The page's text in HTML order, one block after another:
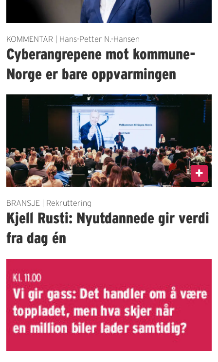
KOMMENTAR | Hans-Petter N.-Hansen
Cyberangrepene mot kommune-
Norge er bare oppvarmingen
BRANSJE | Rekruttering
Kjell Rusti: Nyutdannede gir verdi
fra dag én